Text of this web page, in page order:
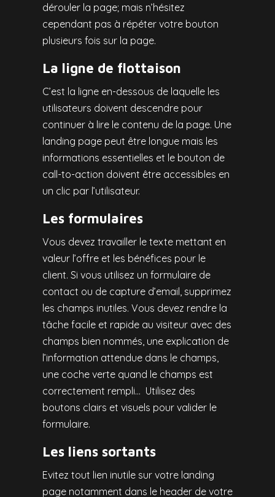
dérouler la page; mais n’hésitez
cependant pas à répéter votre bouton
plusieurs fois sur la page.
La ligne de flottaison
C’est la ligne en-dessous de laquelle les
utilisateurs doivent descendre pour
continuer à lire le contenu de la page. Une
landing page peut être longue mais les
informations essentielles et le bouton de
call-to-action doivent être accessibles en
un clic par l’utilisateur.
Les formulaires
Vous devez travailler le texte mettant en
valeur l’offre et les bénéfices pour le
client. Si vous utilisez un formulaire de
contact ou de capture d’email, supprimez
les champs inutiles. Vous devez rendre la
tâche facile et rapide au visiteur avec des
champs bien nommés, une explication de
l’information attendue dans le champs,
une coche verte quand le champs est
correctement rempli… Utilisez des
boutons clairs et visuels pour valider le
formulaire.
Les liens sortants
Evitez tout lien inutile sur votre landing
page notamment dans le header de votre